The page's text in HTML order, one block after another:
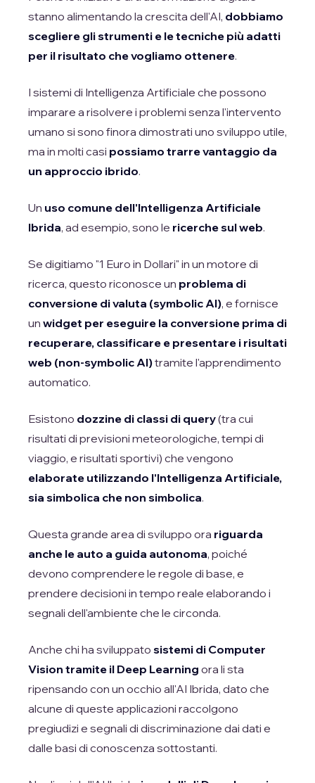
stanno alimentando la crescita dell'AI, dobbiamo
scegliere gli strumenti e le tecniche più adatti
per il risultato che vogliamo ottenere.
I sistemi di Intelligenza Artificiale che possono
imparare a risolvere i problemi senza l'intervento
umano si sono finora dimostrati uno sviluppo utile,
ma in molti casi possiamo trarre vantaggio da
un approccio ibrido.
Un uso comune dell'Intelligenza Artificiale
Ibrida, ad esempio, sono le ricerche sul web.
Se digitiamo "1 Euro in Dollari" in un motore di
ricerca, questo riconosce un problema di
conversione di valuta (symbolic AI), e fornisce
un widget per eseguire la conversione prima di
recuperare, classificare e presentare i risultati
web (non-symbolic AI)tramite l'apprendimento
automatico.
Esistono dozzine di classi di query(tra cui
risultati di previsioni meteorologiche, tempi di
viaggio, e risultati sportivi) che vengono
elaborate utilizzando l'Intelligenza Artificiale,
sia simbolica che non simbolica.
Questa grande area di sviluppo ora riguarda
anche le auto a guida autonoma, poiché
devono comprendere le regole di base, e
prendere decisioni in tempo reale elaborando i
segnali dell'ambiente che le circonda.
Anche chi ha sviluppato sistemi di Computer
Vision tramite il Deep Learning ora li sta
ripensando con un occhio all'AI Ibrida, dato che
alcune di queste applicazioni raccolgono
pregiudizi e segnali di discriminazione dai dati e
dalle basi di conoscenza sottostanti.